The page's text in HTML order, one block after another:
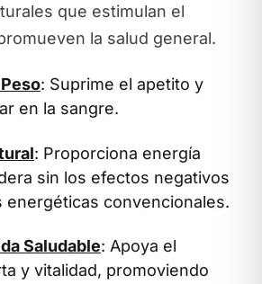
que estimulan el
la salud general.
: Suprime el apetito y
en la sangre.
: Proporciona energía
sin los efectos negativos
energéticas convencionales.
Saludable: Apoya el
y vitalidad, promoviendo